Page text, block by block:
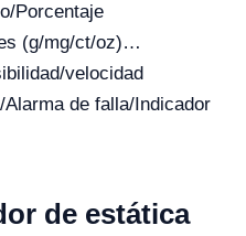
Porcentaje
(g/mg/ct/oz)…
velocidad
de falla/Indicador
de estática